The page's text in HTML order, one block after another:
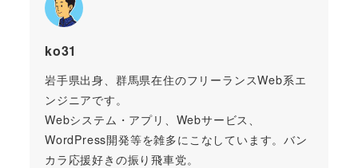
ko31
岩手県出身、群馬県在住のフリーランスWeb系エ
ンジニアです。
Webシステム・アプリ、Webサービス、
WordPress開発等を雑多にこなしています。バン
カラ応援好きの振り飛車党。